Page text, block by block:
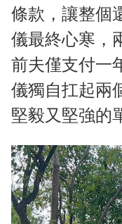
條款，讓整個
儀最終心寒，
前夫僅支付一
儀獨自扛起兩
堅毅又堅強的